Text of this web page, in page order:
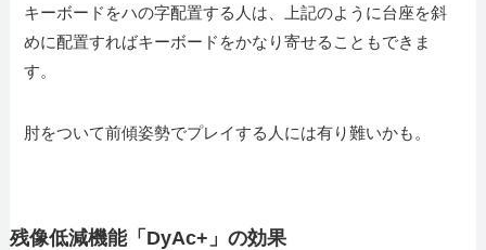
キーボードをハの字配置する人は、上記のように台座を斜
めに配置すればキーボードをかなり寄せることもできま
す。
肘をついて前傾姿勢でプレイする人には有り難いかも。
残像低減機能「DyAc+」の効果